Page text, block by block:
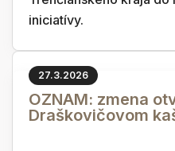
iniciatívy.
27.3.2026
OZNAM: zmena
Draškovičovom